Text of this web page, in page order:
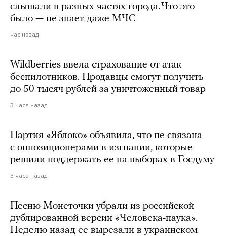
слышали в разных частях города. Что это
было — не знает даже МЧС
час назад
Wildberries ввела страхование от атак
беспилотников. Продавцы смогут получить
до 50 тысяч рублей за уничтоженный товар
3 часа назад
Партия «Яблоко» объявила, что не связана
с оппозиционерами в изгнании, которые
решили поддержать ее на выборах в Госдуму
3 часа назад
Песню Монеточки убрали из российской
дублированной версии «Человека-паука».
Неделю назад ее вырезали в украинском